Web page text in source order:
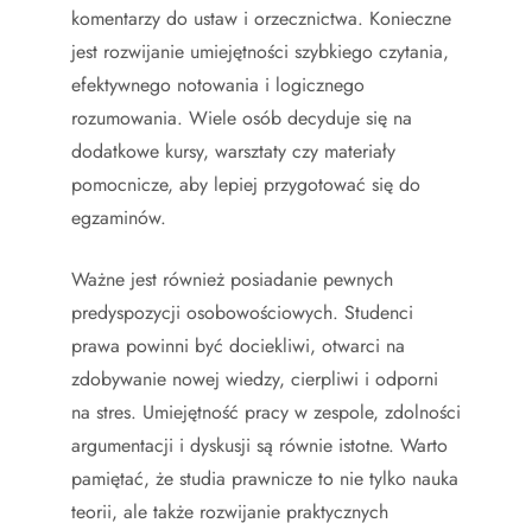
komentarzy do ustaw i orzecznictwa. Konieczne
jest rozwijanie umiejętności szybkiego czytania,
efektywnego notowania i logicznego
rozumowania. Wiele osób decyduje się na
dodatkowe kursy, warsztaty czy materiały
pomocnicze, aby lepiej przygotować się do
egzaminów.
Ważne jest również posiadanie pewnych
predyspozycji osobowościowych. Studenci
prawa powinni być dociekliwi, otwarci na
zdobywanie nowej wiedzy, cierpliwi i odporni
na stres. Umiejętność pracy w zespole, zdolności
argumentacji i dyskusji są równie istotne. Warto
pamiętać, że studia prawnicze to nie tylko nauka
teorii, ale także rozwijanie praktycznych